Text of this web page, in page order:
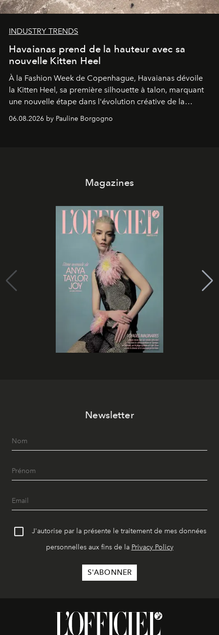
INDUSTRY TRENDS
Havaianas prend de la hauteur avec sa
nouvelle Kitten Heel
À la Fashion Week de Copenhague, Havaianas dévoile
la Kitten Heel, sa première silhouette à talon, marquant
une nouvelle étape dans l'évolution créative de la
06.08.2026 by Pauline Borgogno
Magazines
Newsletter
J'autorise par la présente le traitement de mes données
personnelles aux fins de la Privacy Policy